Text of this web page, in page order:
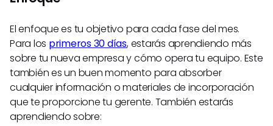
El enfoque es tu objetivo para cada fase del mes.
Para los primeros 30 días, estarás aprendiendo más
sobre tu nueva empresa y cómo opera tu equipo. Este
también es un buen momento para absorber
cualquier información o materiales de incorporación
que te proporcione tu gerente. También estarás
aprendiendo sobre: